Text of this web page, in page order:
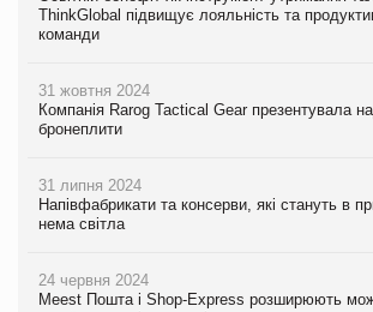
ThinkGlobal підвищує лояльність та
команди
31 жовтня 2024
Компанія Rarog Tactical Gear презентувала
бронеплити
31 липня 2024
Напівфабрикати та консерви, які стануть в
нема світла
24 червня 2024
Meest Пошта і Shop-Express розширюють